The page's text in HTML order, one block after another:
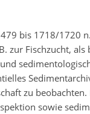
bis 1718/1720
zur Fischzucht,
zu
sowie